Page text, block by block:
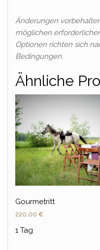
Änderungen
möglichen
Optionen richten sich
Bedingungen.
Ähnliche
Gourmetritt
220,00 €
1 Tag